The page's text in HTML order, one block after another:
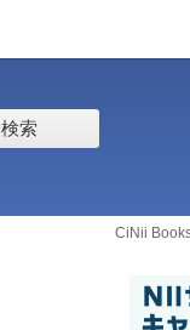
検索
CiNii